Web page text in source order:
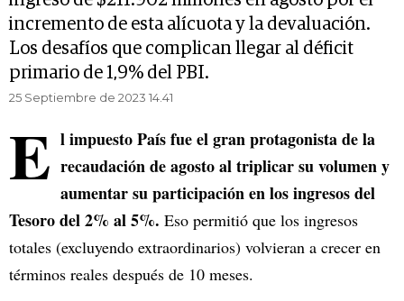
incremento de esta alícuota y la devaluación.
Los desafíos que complican llegar al déficit
primario de 1,9% del PBI.
25 Septiembre de 2023 14.41
E l impuesto País fue el gran protagonista de la
recaudación de agosto al triplicar su volumen y
aumentar su participación en los ingresos del
Tesoro del 2% al 5%. Eso permitió que los ingresos
totales (excluyendo extraordinarios) volvieran a crecer en
términos reales después de 10 meses.